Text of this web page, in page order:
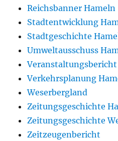
Reichsbanner Hameln
Stadtentwicklung
Stadtgeschichte
Umweltausschuss
Veranstaltungsbericht
Verkehrsplanung
Weserbergland
Zeitungsgeschichte
Zeitungsgeschichte
Zeitzeugenbericht